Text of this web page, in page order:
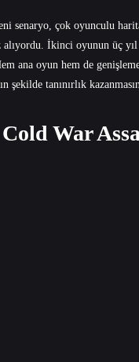
senaryo, çok oyunculu
alıyordu. İkinci oyunun üç
ana oyun hem de
şekilde tanınırlık
War